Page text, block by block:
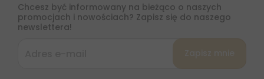
Chcesz być informowany na bieżąco o naszych
promocjach i nowościach? Zapisz się do naszego
newslettera!